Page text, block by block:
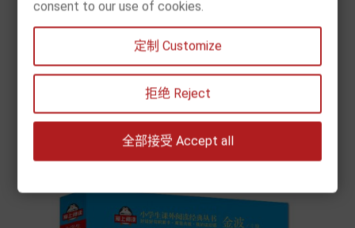
[现货] 中华成语故事（注音美绘本 金波）
Price
€7.90
 
consent to our use of cookies.
定制 Customize
拒绝 Reject
全部接受 Accept all